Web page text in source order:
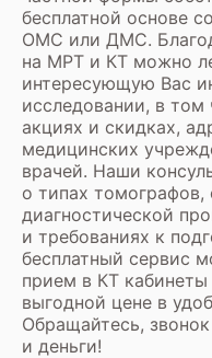
бесплатной основе
ОМС или ДМС.
на МРТ и КТ можно
интересующую Вас
исследовании, в
акциях и скидках,
медицинских
врачей. Наши
о типах томографов,
диагностической
и требованиях к
бесплатный сервис
прием в КТ
выгодной цене в
Обращайтесь,
и деньги!